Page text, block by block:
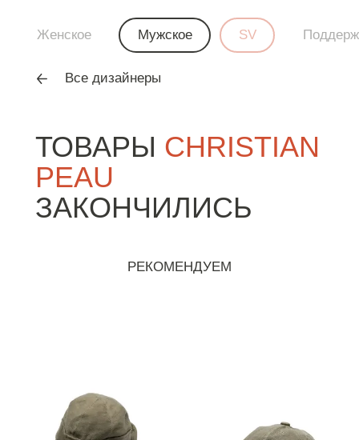
ТОВАРЫ CHRISTIAN
PEAU
ЗАКОНЧИЛИСЬ
РЕКОМЕНДУЕМ
Женское Мужское SV
Все дизайнеры